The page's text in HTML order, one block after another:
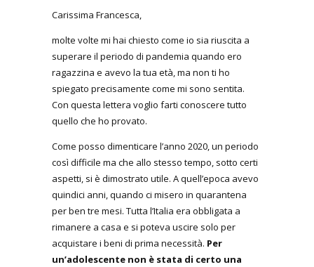
Carissima Francesca,
molte volte mi hai chiesto come io sia riuscita a
superare il periodo di pandemia quando ero
ragazzina e avevo la tua età, ma non ti ho
spiegato precisamente come mi sono sentita.
Con questa lettera voglio farti conoscere tutto
quello che ho provato.
Come posso dimenticare l’anno 2020, un periodo
così difficile ma che allo stesso tempo, sotto certi
aspetti, si è dimostrato utile. A quell’epoca avevo
quindici anni, quando ci misero in quarantena
per ben tre mesi. Tutta l’Italia era obbligata a
rimanere a casa e si poteva uscire solo per
acquistare i beni di prima necessità. Per
un’adolescente non è stata di certo una